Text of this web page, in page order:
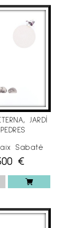
de
del
JARDÍ
Sabaté
€